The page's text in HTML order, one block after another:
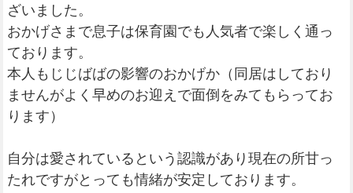
ざいました。
おかげさまで息子は保育園でも人気者で楽しく通っ
ております。
本人もじじばばの影響のおかげか（同居はしており
ませんがよく早めのお迎えで面倒をみてもらってお
ります）
自分は愛されているという認識があり現在の所甘っ
たれですがとっても情緒が安定しております。